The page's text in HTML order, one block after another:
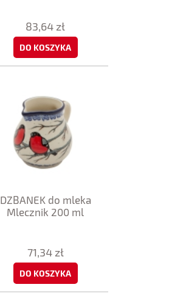
83,64 zł
DO KOSZYKA
DZBANEK do mleka
Mlecznik 200 ml
71,34 zł
DO KOSZYKA